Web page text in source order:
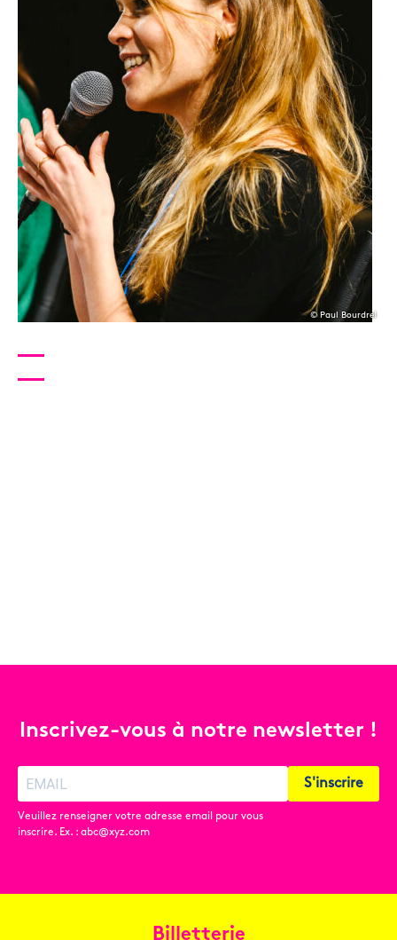
© Paul Bourdrel
Inscrivez-vous à notre newsletter !
Veuillez renseigner votre adresse email pour vous
inscrire. Ex. : abc@xyz.com
S'inscrire
Billetterie